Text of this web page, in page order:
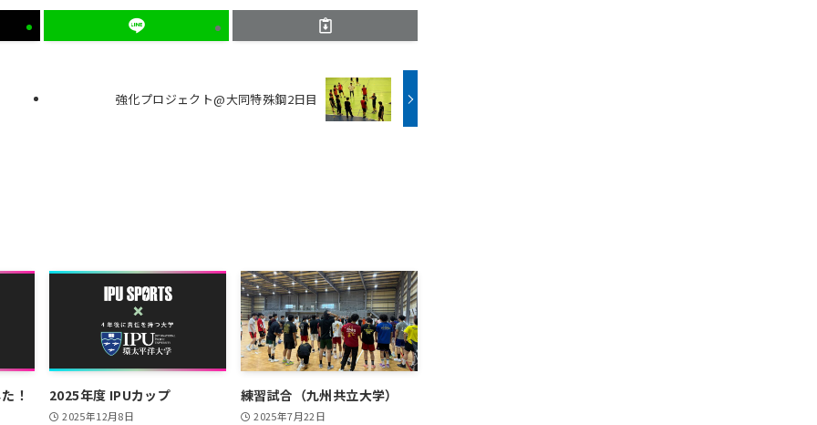
強化プロジェクト@大同特殊鋼2日目
！ 2025年度 IPUカップ
2025年12月8日
練習試合（九州共立大学）
2025年7月22日